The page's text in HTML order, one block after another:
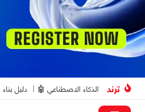
ترند الذكاء الاصطناعي 🤖 دليل بناء